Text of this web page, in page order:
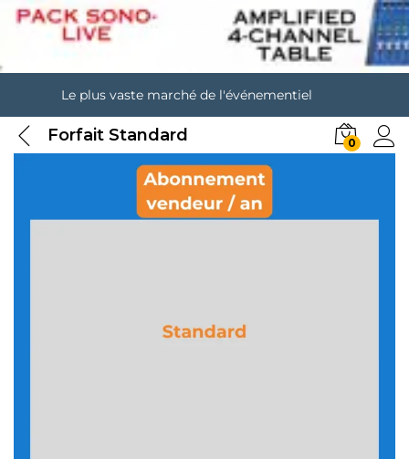
Le plus vaste marché de l'événementiel
Forfait Standard 0